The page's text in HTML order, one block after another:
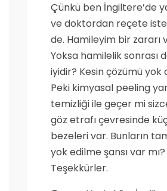
Çünkü ben İngiltere’de
ve doktordan reçete
de. Hamileyim bir zararı
Yoksa hamilelik sonrası
iyidir? Kesin çözümü yok
Peki kimyasal peeling
temizliği ile geçer mi
göz etrafı çevresinde
bezeleri var. Bunların
yok edilme şansı var mı?
Teşekkürler.